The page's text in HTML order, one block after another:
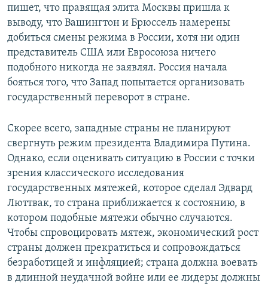
пишет, что правящая элита Москвы пришла к
выводу, что Вашингтон и Брюссель намерены
добиться смены режима в России, хотя ни один
представитель США или Евросоюза ничего
подобного никогда не заявлял. Россия начала
бояться того, что Запад попытается организовать
государственный переворот в стране.
Скорее всего, западные страны не планируют
свергнуть режим президента Владимира Путина.
Однако, если оценивать ситуацию в России с точки
зрения классического исследования
государственных мятежей, которое сделал Эдвард
Люттвак, то страна приближается к состоянию, в
котором подобные мятежи обычно случаются.
Чтобы спровоцировать мятеж, экономический рост
страны должен прекратиться и сопровождаться
безработицей и инфляцией; страна должна воевать
в длинной неудачной войне или ее лидеры должны